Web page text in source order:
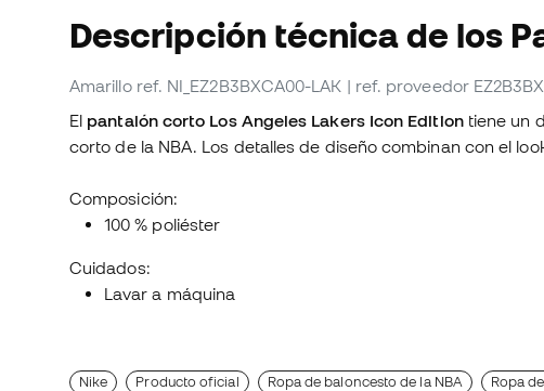
Descripción técnica de los
Amarillo ref. NI_EZ2B3BXCA00-LAK | ref. proveedor
El pantalón corto Los Angeles Lakers Icon Editiontiene un
corto de la NBA. Los detalles de diseño combinan con el
Composición:
100 % poliéster
Cuidados:
Lavar a máquina
Nike Producto oficial Ropa de baloncesto de la NBA Ropa